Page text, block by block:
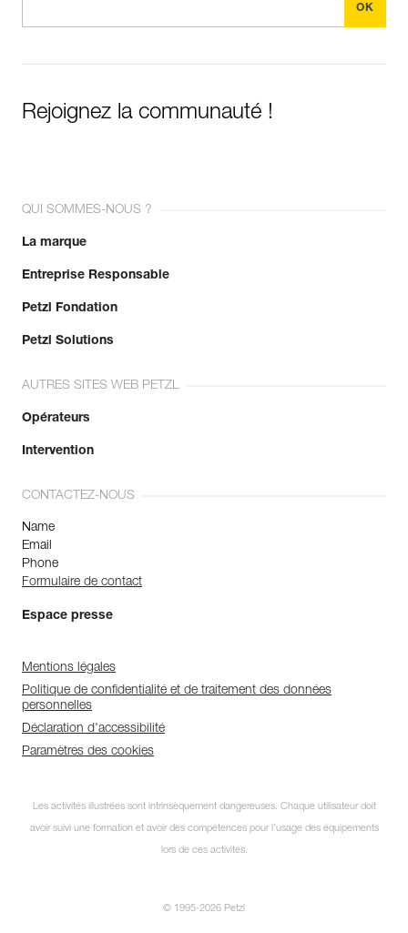
Rejoignez la communauté !
QUI SOMMES-NOUS ?
La marque
Entreprise Responsable
Petzl Fondation
Petzl Solutions
AUTRES SITES WEB PETZL
Opérateurs
Intervention
CONTACTEZ-NOUS
Name
Email
Phone
Formulaire de contact
Espace presse
Mentions légales
Politique de confidentialité et de traitement des données
personnelles
Déclaration d'accessibilité
Paramètres des cookies
Les activités illustrées sont intrinsèquement dangereuses. Chaque utilisateur doit
avoir suivi une formation et avoir des compétences pour l’usage des équipements
lors de ces activités.
© 1995-2026 Petzl